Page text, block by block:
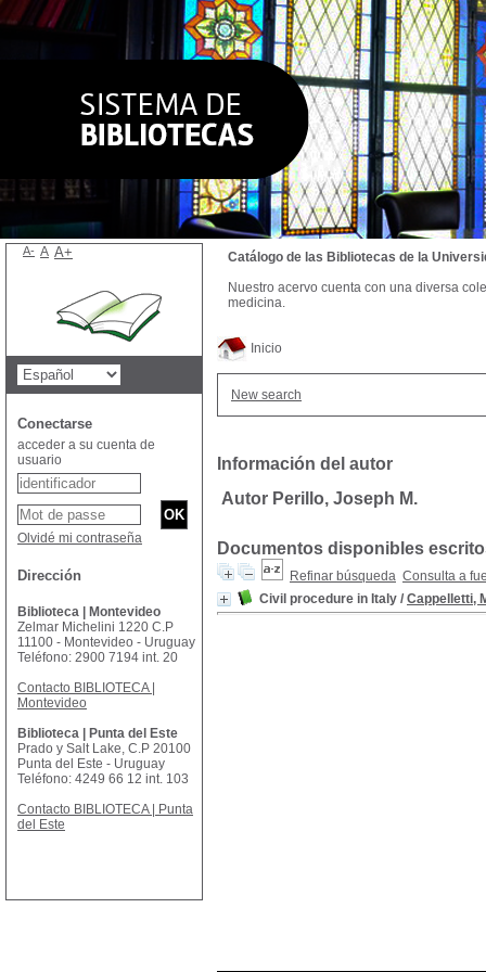
Inicio
New search
Información del autor
Autor Perillo, Joseph M.
Documentos disponibles
Refinar búsqueda Consulta a
Civil procedure in Italy / Cappelletti,
Catálogo de las Bibliotecas de la
Nuestro acervo cuenta con una diversa
medicina.
A- A A+
Conectarse
acceder a su cuenta de
usuario
Olvidé mi contraseña
Dirección
Biblioteca | Montevideo
Zelmar Michelini 1220 C.P
11100 - Montevideo - Uruguay
Teléfono: 2900 7194 int. 20
Contacto BIBLIOTECA |
Montevideo
Biblioteca | Punta del Este
Prado y Salt Lake, C.P 20100
Punta del Este - Uruguay
Teléfono: 4249 66 12 int. 103
Contacto BIBLIOTECA | Punta
del Este